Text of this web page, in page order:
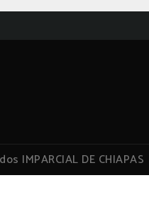
IMPARCIAL DE CHIAPAS